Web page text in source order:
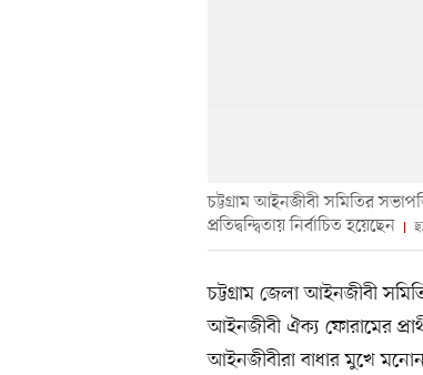
চট্টগ্রাম আইনজীবী সমিতির
প্রতিদ্বন্দ্বিতায় নির্বাচিত হয়েছেন
চট্টগ্রাম জেলা আইনজীবী
আইনজীবী ঐক্য ফোরামের
আইনজীবীরা বাধার মুখে